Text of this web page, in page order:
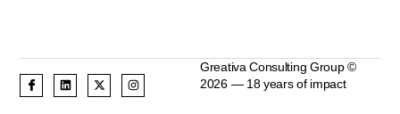
Greativa Consulting Group ©
2026 — 18 years of impact